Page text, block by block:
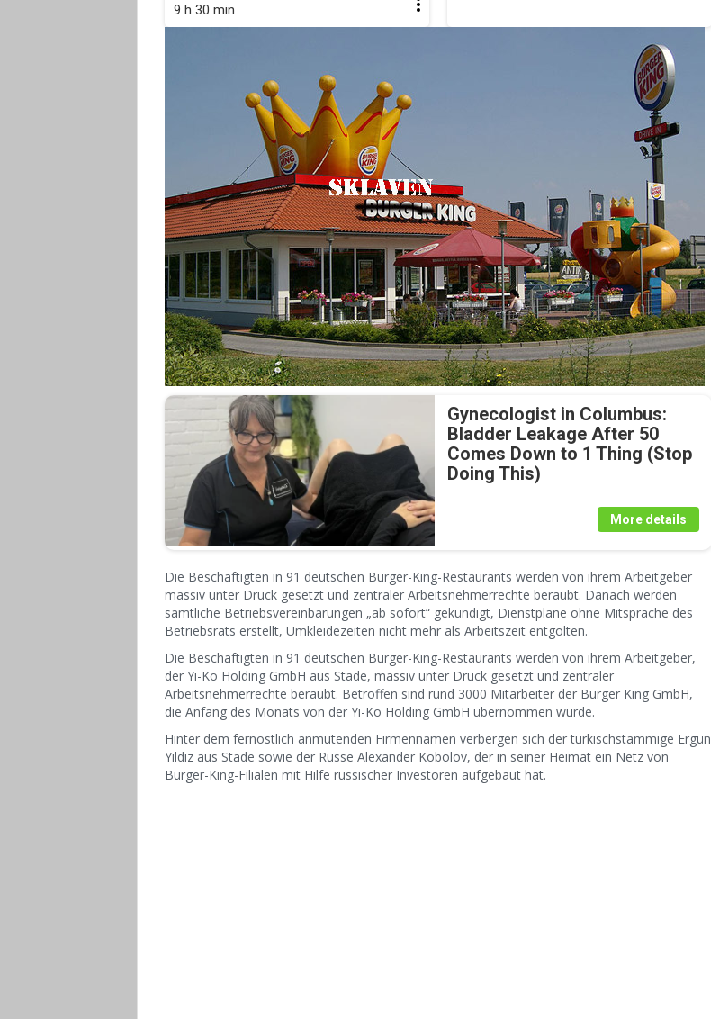
9 h 30 min
Gynecologist in Columbus:
Bladder Leakage After 50
Comes Down to 1 Thing (Stop
Doing This)
More details
Die Beschäftigten in 91 deutschen Burger-King-Restaurants werden von ihrem Arbeitgeber
massiv unter Druck gesetzt und zentraler Arbeitsnehmerrechte beraubt. Danach werden
sämtliche Betriebsvereinbarungen „ab sofort“ gekündigt, Dienstpläne ohne Mitsprache des
Betriebsrats erstellt, Umkleidezeiten nicht mehr als Arbeitszeit entgolten.
Die Beschäftigten in 91 deutschen Burger-King-Restaurants werden von ihrem Arbeitgeber,
der Yi-Ko Holding GmbH aus Stade, massiv unter Druck gesetzt und zentraler
Arbeitsnehmerrechte beraubt. Betroffen sind rund 3000 Mitarbeiter der Burger King GmbH,
die Anfang des Monats von der Yi-Ko Holding GmbH übernommen wurde.
Hinter dem fernöstlich anmutenden Firmennamen verbergen sich der türkischstämmige Ergün
Yildiz aus Stade sowie der Russe Alexander Kobolov, der in seiner Heimat ein Netz von
Burger-King-Filialen mit Hilfe russischer Investoren aufgebaut hat.